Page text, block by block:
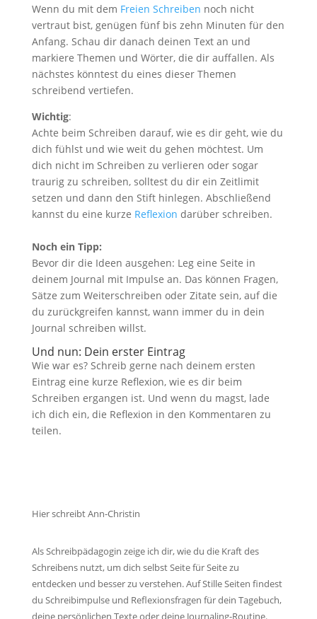
Wenn du mit dem Freien Schreiben noch nicht
vertraut bist, genügen fünf bis zehn Minuten für den
Anfang. Schau dir danach deinen Text an und
markiere Themen und Wörter, die dir auffallen. Als
nächstes könntest du eines dieser Themen
schreibend vertiefen.
Wichtig:
Achte beim Schreiben darauf, wie es dir geht, wie du
dich fühlst und wie weit du gehen möchtest. Um
dich nicht im Schreiben zu verlieren oder sogar
traurig zu schreiben, solltest du dir ein Zeitlimit
setzen und dann den Stift hinlegen. Abschließend
kannst du eine kurze Reflexion darüber schreiben.
Noch ein Tipp:
Bevor dir die Ideen ausgehen: Leg eine Seite in
deinem Journal mit Impulse an. Das können Fragen,
Sätze zum Weiterschreiben oder Zitate sein, auf die
du zurückgreifen kannst, wann immer du in dein
Journal schreiben willst.
Und nun: Dein erster Eintrag
Wie war es? Schreib gerne nach deinem ersten
Eintrag eine kurze Reflexion, wie es dir beim
Schreiben ergangen ist. Und wenn du magst, lade
ich dich ein, die Reflexion in den Kommentaren zu
teilen.
Hier schreibt Ann-Christin
Als Schreibpädagogin zeige ich dir, wie du die Kraft des
Schreibens nutzt, um dich selbst Seite für Seite zu
entdecken und besser zu verstehen. Auf Stille Seiten findest
du Schreibimpulse und Reflexionsfragen für dein Tagebuch,
deine persönlichen Texte oder deine Journaling-Routine.